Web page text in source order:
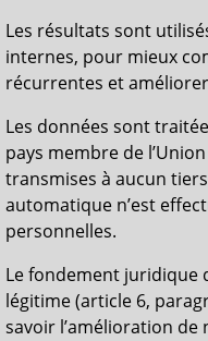
Les résultats sont
internes, pour mieux
récurrentes et
Les données sont
pays membre de
transmises à aucun
automatique n’est
personnelles.
Le fondement
légitime (article 6,
savoir l’amélioration